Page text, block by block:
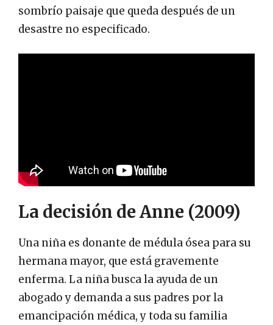
sombrío paisaje que queda después de un
desastre no especificado.
La decisión de Anne (2009)
Una niña es donante de médula ósea para su
hermana mayor, que está gravemente
enferma. La niña busca la ayuda de un
abogado y demanda a sus padres por la
emancipación médica, y toda su familia